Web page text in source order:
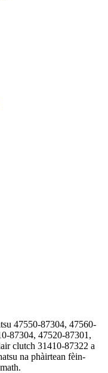
47550-87304, 47560-
87304, 47520-87301,
clutch 31410-87322 a
na phàirtean fèin-